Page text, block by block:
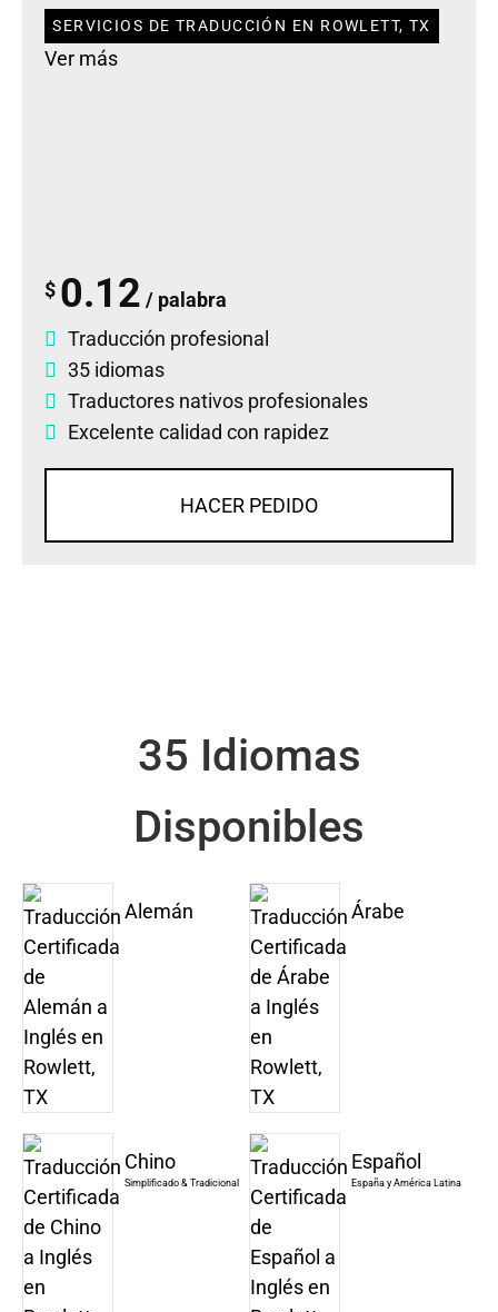
SERVICIOS DE TRADUCCIÓN EN ROWLETT, TX
Ver más
$ 0.12 / palabra
Traducción profesional
35 idiomas
Traductores nativos profesionales
Excelente calidad con rapidez
HACER PEDIDO
35 Idiomas
Disponibles
Alemán Árabe
Chino
Simplificado & Tradicional
Español
España y América Latina